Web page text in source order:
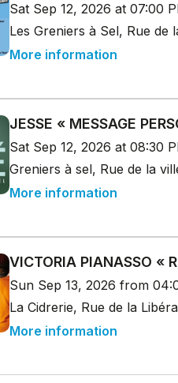
Sat Sep 12, 2026 at 07:00
Les Greniers à Sel, Rue
More information
JESSE « MESSAGE
Sat Sep 12, 2026 at 08:30
Greniers à sel, Rue de la
More information
VICTORIA PIANASSO «
Sun Sep 13, 2026 from
La Cidrerie, Rue de la
More information